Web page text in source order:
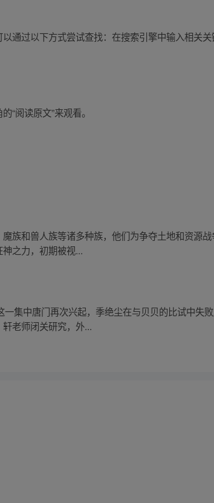
通过以下方式尝试查找：在搜索引擎中输入相关
“阅读原文”来观看。
族和兽人族等诸多种族，他们为争夺土地和资源
之力，初期被视...
集中唐门再次兴起，季绝尘在与贝贝的比试中失
老师闭关研究，外...